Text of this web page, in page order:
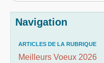
Navigation
ARTICLES DE LA RUBRIQUE
Meilleurs Voeux 2026